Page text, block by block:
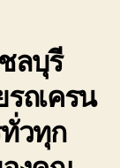
ลบุรี
ถเครน
วทุก